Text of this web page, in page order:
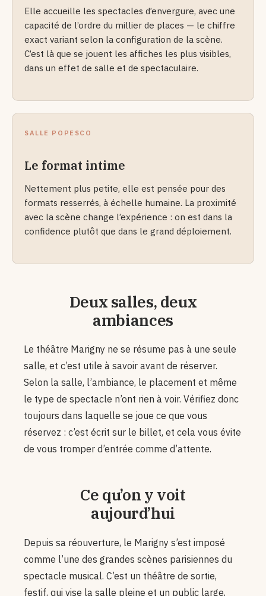
Elle accueille les spectacles d’envergure, avec une
capacité de l’ordre du millier de places — le chiffre
exact variant selon la configuration de la scène.
C’est là que se jouent les affiches les plus visibles,
dans un effet de salle et de spectaculaire.
SALLE POPESCO
Le format intime
Nettement plus petite, elle est pensée pour des
formats resserrés, à échelle humaine. La proximité
avec la scène change l’expérience : on est dans la
confidence plutôt que dans le grand déploiement.
Deux salles, deux
ambiances
Le théâtre Marigny ne se résume pas à une seule
salle, et c’est utile à savoir avant de réserver.
Selon la salle, l’ambiance, le placement et même
le type de spectacle n’ont rien à voir. Vérifiez donc
toujours dans laquelle se joue ce que vous
réservez : c’est écrit sur le billet, et cela vous évite
de vous tromper d’entrée comme d’attente.
Ce qu’on y voit
aujourd’hui
Depuis sa réouverture, le Marigny s’est imposé
comme l’une des grandes scènes parisiennes du
spectacle musical. C’est un théâtre de sortie,
festif, qui vise la salle pleine et un public large,